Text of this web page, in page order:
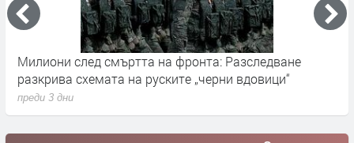
Милиони след смъртта на фронта: Разследване
разкрива схемата на руските „черни вдовици“
преди 3 дни